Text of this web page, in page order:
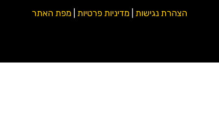
הצהרת נגישות| מדיניות פרטיות| מפת האתר